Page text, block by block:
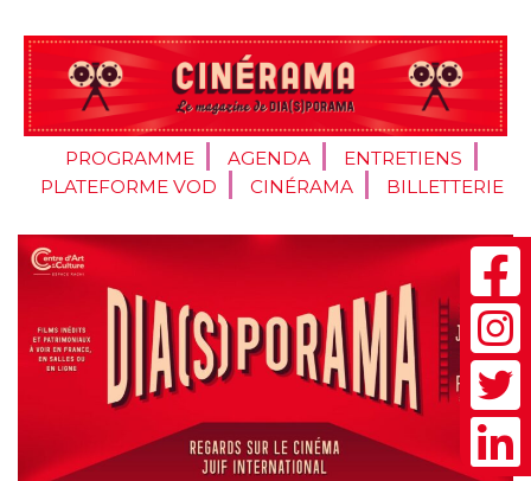
PROGRAMME AGENDA
ENTRETIENS
PLATEFORME VOD
CINÉRAMA BILLETTERIE